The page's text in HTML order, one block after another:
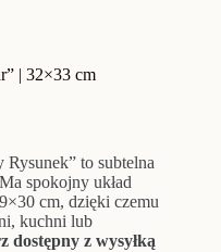
| 32×33 cm
to subtelna
spokojny układ
cm, dzięki czemu
kuchni lub
dostępny z wysyłką